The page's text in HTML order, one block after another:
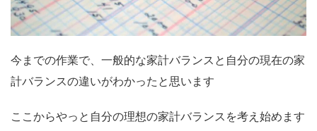
今までの作業で、一般的な家計バランスと自分の現在の家
計バランスの違いがわかったと思います
ここからやっと自分の理想の家計バランスを考え始めます